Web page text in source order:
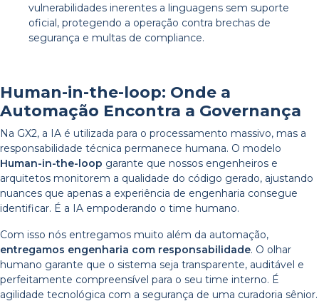
vulnerabilidades inerentes a linguagens sem suporte
oficial, protegendo a operação contra brechas de
segurança e multas de compliance.
Human-in-the-loop: Onde a
Automação Encontra a Governança
Na GX2, a IA é utilizada para o processamento massivo, mas a
responsabilidade técnica permanece humana. O modelo
Human-in-the-loop garante que nossos engenheiros e
arquitetos monitorem a qualidade do código gerado, ajustando
nuances que apenas a experiência de engenharia consegue
identificar. É a IA empoderando o time humano.
Com isso nós entregamos muito além da automação,
entregamos engenharia com responsabilidade. O olhar
humano garante que o sistema seja transparente, auditável e
perfeitamente compreensível para o seu time interno. É
agilidade tecnológica com a segurança de uma curadoria sênior.